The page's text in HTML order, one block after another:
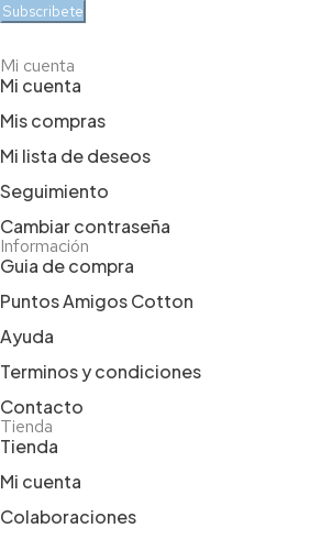
Subscribete
Mi cuenta
Mi cuenta
Mis compras
Mi lista de deseos
Seguimiento
Cambiar contraseña
Información
Guia de compra
Puntos Amigos Cotton
Ayuda
Terminos y condiciones
Contacto
Tienda
Tienda
Mi cuenta
Colaboraciones